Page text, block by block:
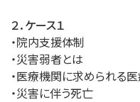
２．ケース１
・院内支援体制
・災害弱者とは
・医療機関に求められる
・災害に伴う死亡